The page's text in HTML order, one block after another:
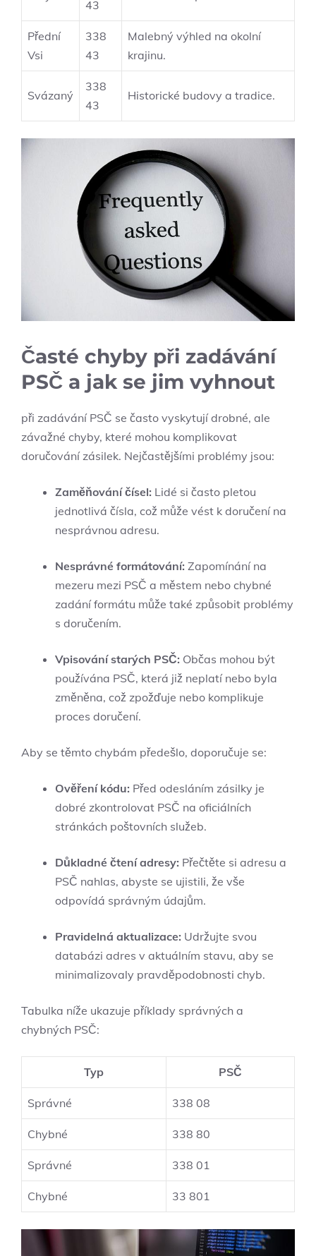
43
Přední
Vsi
338
43
Malebný výhled na okolní
krajinu.
Svázaný
338
⁣43
Historické budovy a ⁤tradice.
Časté chyby ‍při zadávání
PSČ a jak​ se ⁢jim⁢ vyhnout
při zadávání PSČ se často vyskytují ⁣drobné, ale
závažné​ chyby, ‌které ‌mohou komplikovat
doručování ​zásilek. Nejčastějšími problémy jsou:
Zaměňování čísel: Lidé si často pletou
jednotlivá čísla, ‌což může ​vést k ⁢doručení na
nesprávnou adresu.
Nesprávné ⁤formátování: Zapomínání na
mezeru mezi PSČ ‍a městem nebo chybné
zadání formátu může také způsobit problémy
s doručením.
Vpisování starých PSČ: ⁣Občas‍ mohou být
⁣používána PSČ, která ⁢již neplatí nebo byla
změněna, což zpožďuje nebo komplikuje
proces doručení.
Aby ​se těmto chybám předešlo, ⁢doporučuje se:
Ověření‍ kódu: Před odesláním zásilky je⁢
dobré‍ zkontrolovat PSČ na ⁣oficiálních
stránkách poštovních⁤ služeb.
Důkladné čtení adresy: Přečtěte si adresu a
PSČ nahlas, abyste se ujistili, že vše
odpovídá správným údajům.
Pravidelná aktualizace: Udržujte svou
databázi⁢ adres v aktuálním ​stavu, ​aby se
minimalizovaly pravděpodobnosti chyb.
Tabulka níže ukazuje příklady správných a
chybných PSČ:
Typ PSČ
Správné 338 08
Chybné 338 80
Správné 338 01
Chybné 33 801